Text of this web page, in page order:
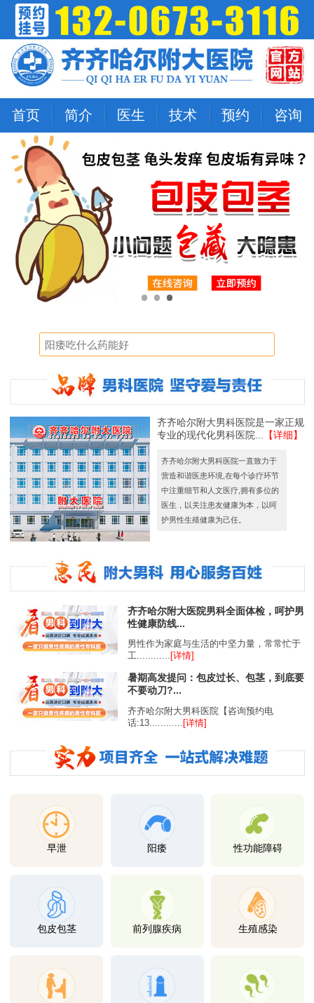
首页 简介 医生 技术 预约 咨询
齐齐哈尔附大男科医院是一家正规
专业的现代化男科医院...
【详细】
齐齐哈尔附大男科医院一直致力于
营造和谐医患环境,在每个诊疗环节
中注重细节和人文医疗,拥有多位的
医生，以关注患友健康为本，以呵
护男性生殖健康为己任。
齐齐哈尔附大医院男科全面体检，呵护男
性健康防线...
男性作为家庭与生活的中坚力量，常常忙于
工............ [详情]
暑期高发提问：包皮过长、包茎，到底要
不要动刀?...
齐齐哈尔附大男科医院【咨询预约电
话:13............
[详情]
早泄 阳痿 性功能障碍
包皮包茎 前列腺疾病 生殖感染